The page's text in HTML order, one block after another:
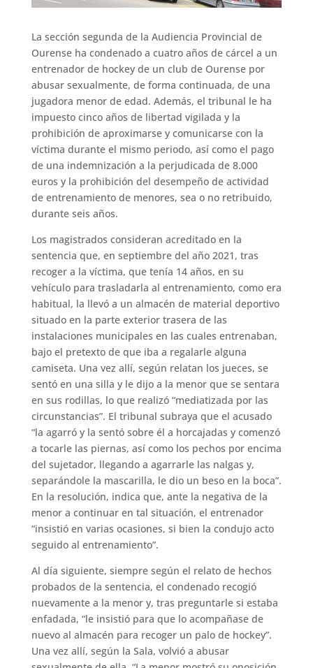
La sección segunda de la Audiencia Provincial de
Ourense ha condenado a cuatro años de cárcel a un
entrenador de hockey de un club de Ourense por
abusar sexualmente, de forma continuada, de una
jugadora menor de edad. Además, el tribunal le ha
impuesto cinco años de libertad vigilada y la
prohibición de aproximarse y comunicarse con la
víctima durante el mismo periodo, así como el pago
de una indemnización a la perjudicada de 8.000
euros y la prohibición del desempeño de actividad
de entrenamiento de menores, sea o no retribuido,
durante seis años.
Los magistrados consideran acreditado en la
sentencia que, en septiembre del año 2021, tras
recoger a la víctima, que tenía 14 años, en su
vehículo para trasladarla al entrenamiento, como era
habitual, la llevó a un almacén de material deportivo
situado en la parte exterior trasera de las
instalaciones municipales en las cuales entrenaban,
bajo el pretexto de que iba a regalarle alguna
camiseta. Una vez allí, según relatan los jueces, se
sentó en una silla y le dijo a la menor que se sentara
en sus rodillas, lo que realizó “mediatizada por las
circunstancias”. El tribunal subraya que el acusado
“la agarró y la sentó sobre él a horcajadas y comenzó
a tocarle las piernas, así como los pechos por encima
del sujetador, llegando a agarrarle las nalgas y,
separándole la mascarilla, le dio un beso en la boca”.
En la resolución, indica que, ante la negativa de la
menor a continuar en tal situación, el entrenador
“insistió en varias ocasiones, si bien la condujo acto
seguido al entrenamiento”.
Al día siguiente, siempre según el relato de hechos
probados de la sentencia, el condenado recogió
nuevamente a la menor y, tras preguntarle si estaba
enfadada, “le insistió para que lo acompañase de
nuevo al almacén para recoger un palo de hockey”.
Una vez allí, según la Sala, volvió a abusar